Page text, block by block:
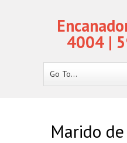
4004 |
Go To...
Marido